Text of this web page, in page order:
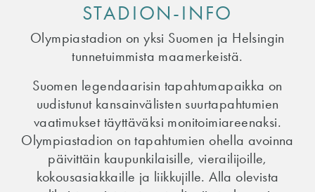
STADION-INFO
Olympiastadion on yksi Suomen ja Helsingin
tunnetuimmista maamerkeistä.
Suomen legendaarisin tapahtumapaikka on
uudistunut kansainvälisten suurtapahtumien
vaatimukset täyttäväksi monitoimiareenaksi.
Olympiastadion on tapahtumien ohella avoinna
päivittäin kaupunkilaisille, vierailijoille,
kokousasiakkaille ja liikkujille. Alla olevista